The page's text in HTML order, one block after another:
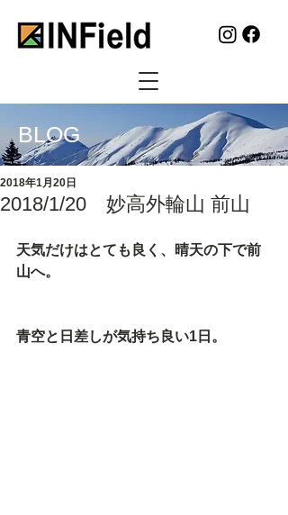
BLOG
2018/1/20 妙高外輪山 前山
2018年1月20日
天気だけはとても良く、晴天の下で前
山へ。
青空と日差しが気持ち良い1日。